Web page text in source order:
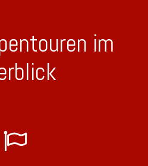
im